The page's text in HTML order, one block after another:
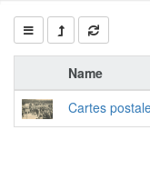
Name
Cartes